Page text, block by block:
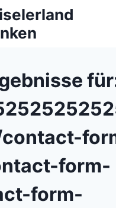
form-
form-